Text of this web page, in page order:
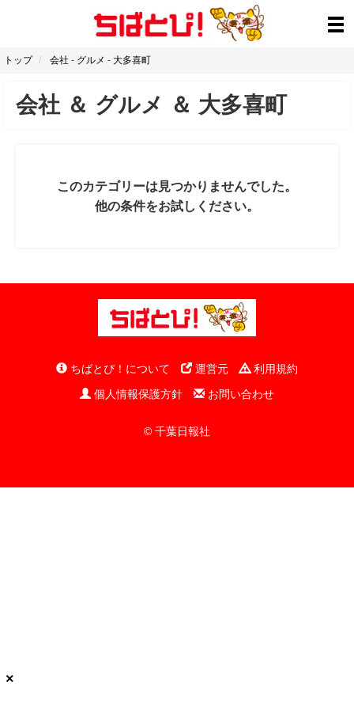
トップ 会社 - グルメ - 大多喜町
会社 ＆ グルメ ＆ 大多喜町
このカテゴリーは見つかりませんでした。
他の条件をお試しください。
ちばとぴ！について 運営元
利用規約
個人情報保護方針
お問い合わせ
© 千葉日報社
×